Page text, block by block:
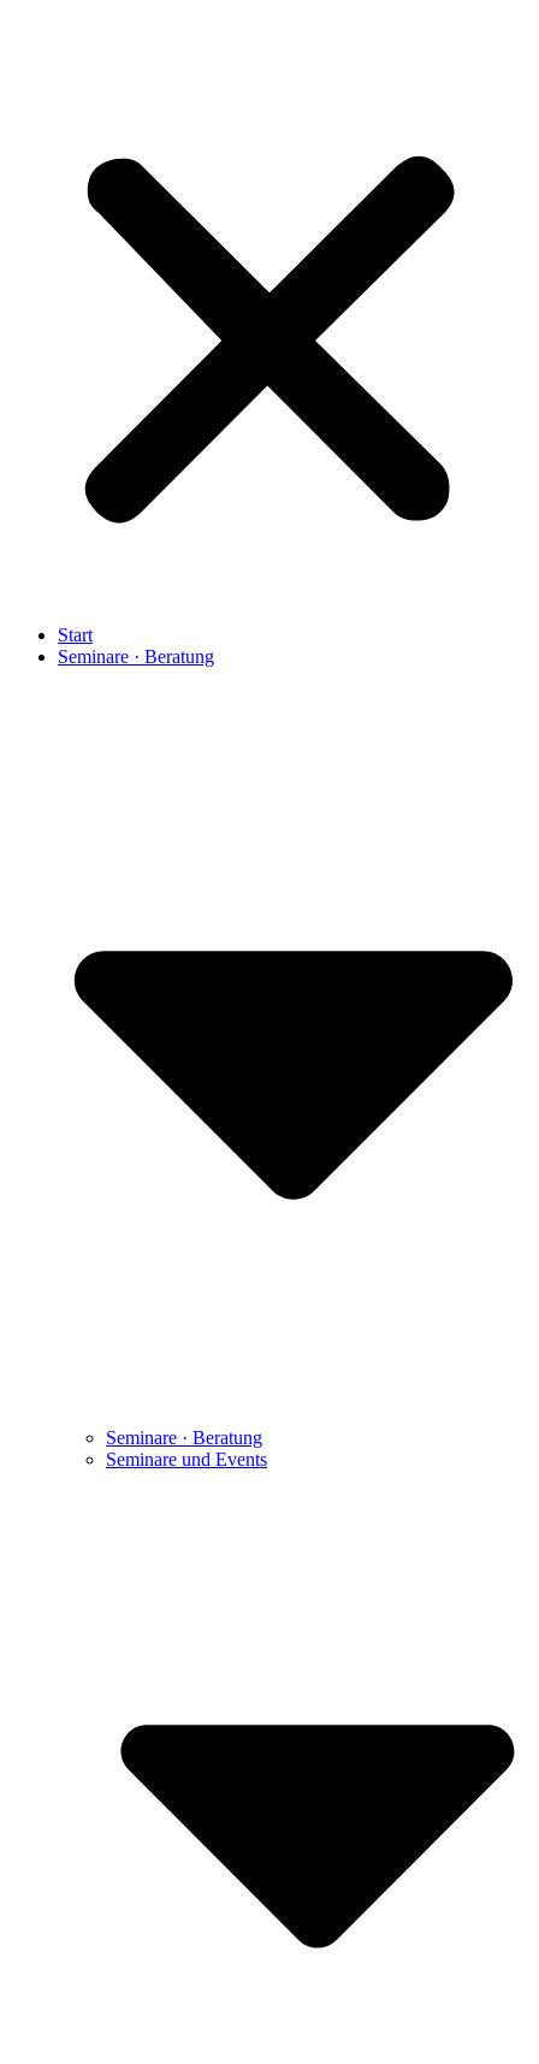
Start
Seminare · Beratung
Seminare · Beratung
Seminare und Events